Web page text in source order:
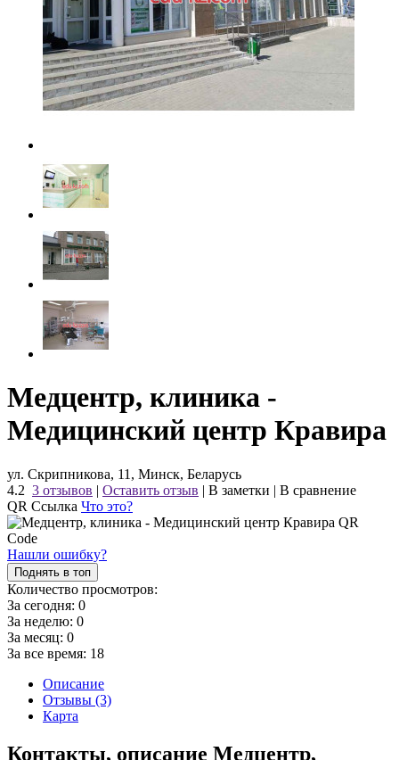
Медцентр, клиника -
Медицинский центр Кравира
ул. Скрипникова, 11, Минск, Беларусь
4.2 3 отзывов | Оставить отзыв | В заметки | В сравнение
QR Ссылка Что это?
Нашли ошибку?
Поднять в топ
Количество просмотров:
За сегодня: 0
За неделю: 0
За месяц: 0
За все время: 18
Описание
Отзывы (3)
Карта
Контакты, описание Медцентр,